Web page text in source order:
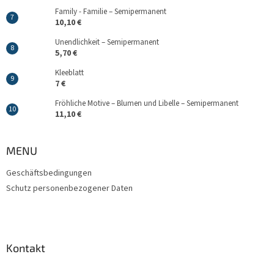
Family - Familie – Semipermanent
10,10 €
Unendlichkeit – Semipermanent
5,70 €
Kleeblatt
7 €
Fröhliche Motive – Blumen und Libelle – Semipermanent
11,10 €
MENU
Geschäftsbedingungen
Schutz personenbezogener Daten
Kontakt